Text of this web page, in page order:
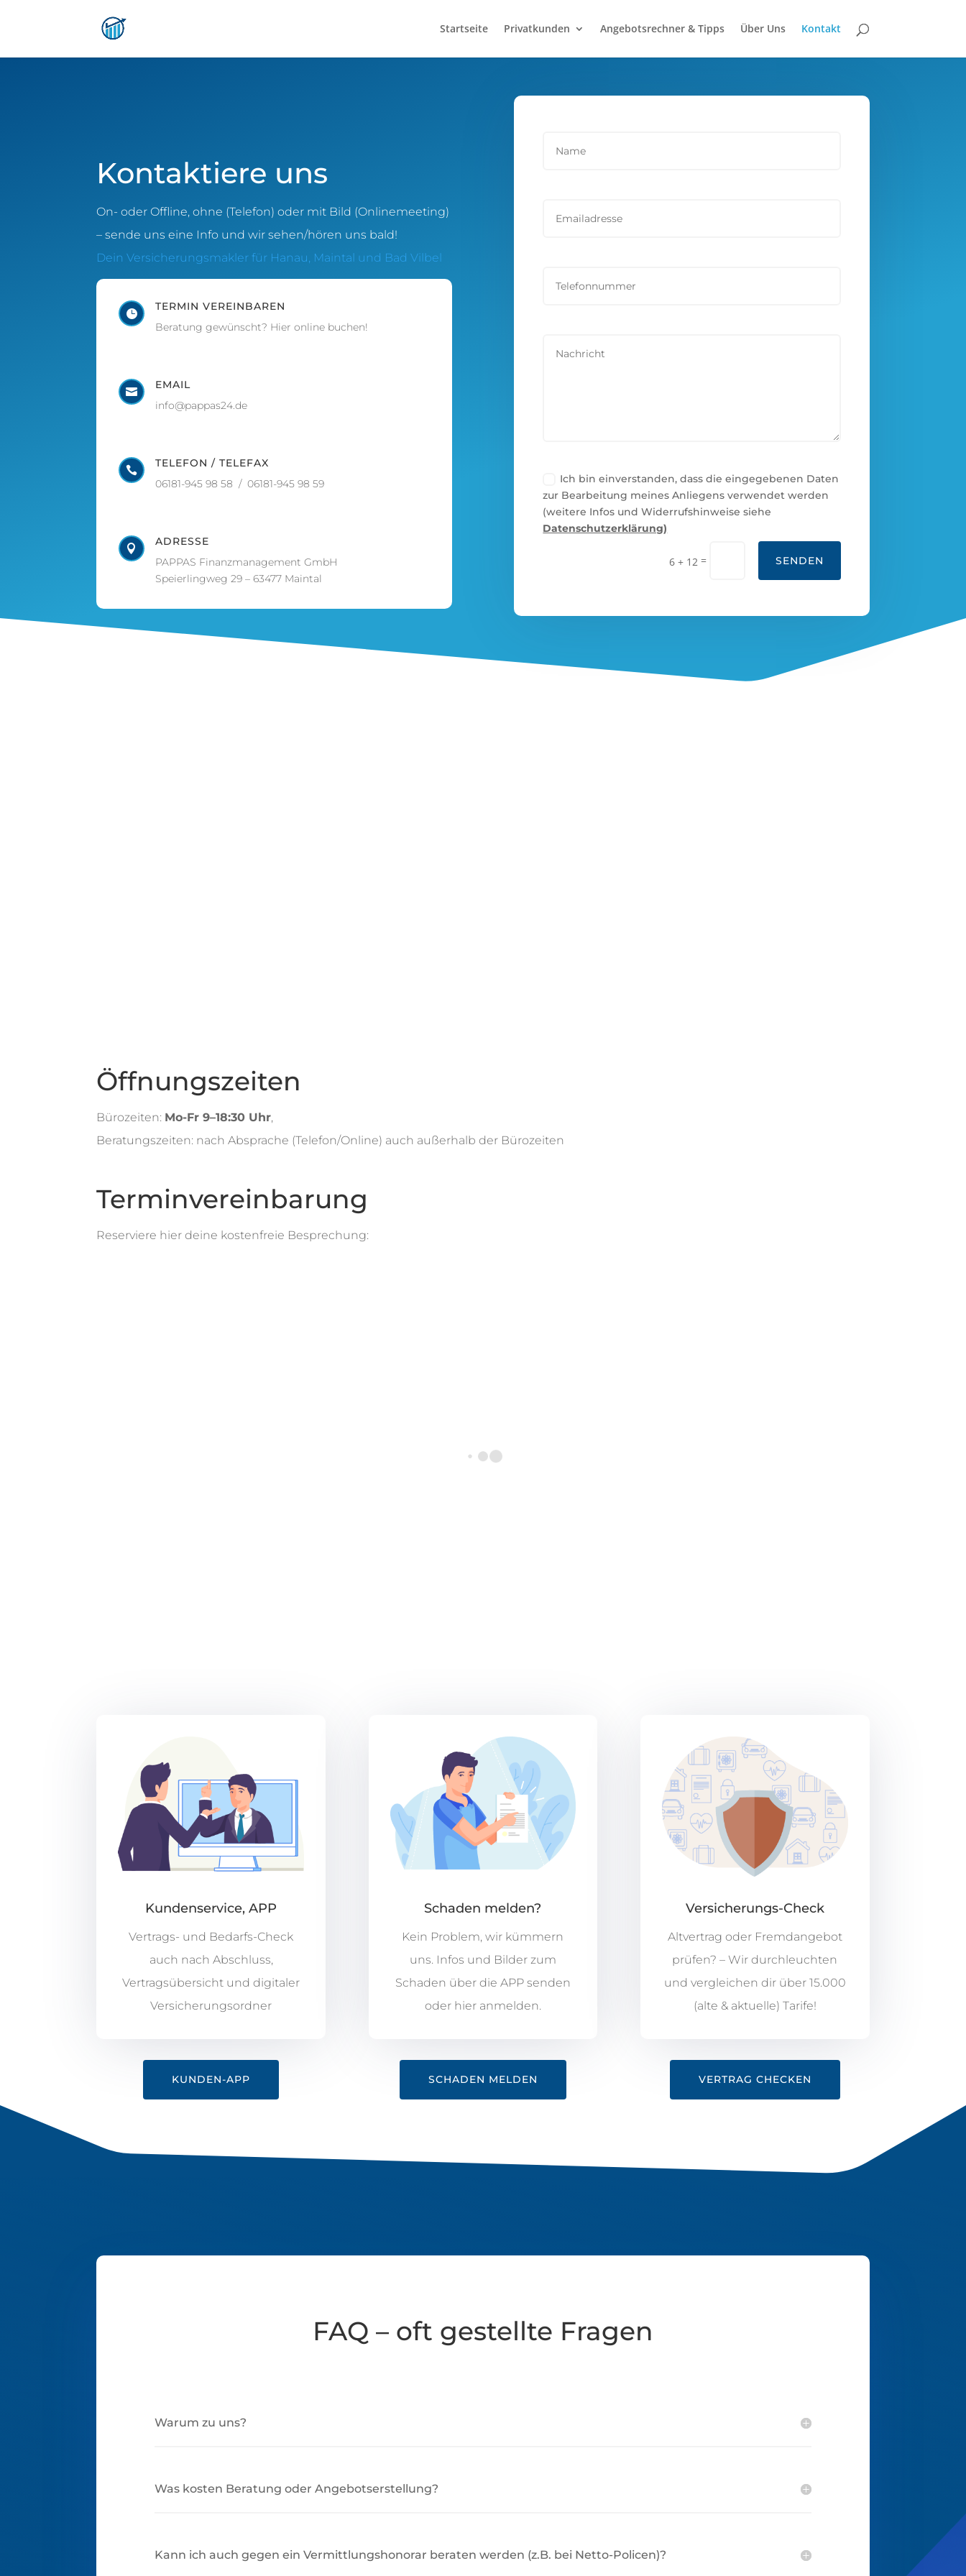
Startseite Privatkunden Angebotsrechner & Tipps Über Uns Kontakt
Kontaktiere uns
On- oder Offline, ohne (Telefon) oder mit Bild (Onlinemeeting)
– sende uns eine Info und wir sehen/hören uns bald!
Dein Versicherungsmakler für Hanau, Maintal und Bad Vilbel

TERMIN VEREINBAREN
Beratung gewünscht? Hier online buchen!

EMAIL
info@pappas24.de

TELEFON / TELEFAX
06181-945 98 58 / 06181-945 98 59

ADRESSE
PAPPAS Finanzmanagement GmbH
Speierlingweg 29 – 63477 Maintal
Ich bin einverstanden, dass die eingegebenen Daten
zur Bearbeitung meines Anliegens verwendet werden
(weitere Infos und Widerrufshinweise siehe
Datenschutzerklärung)
6 + 12 = SENDEN
Öffnungszeiten
Bürozeiten: Mo-Fr 9–18:30 Uhr,
Beratungszeiten: nach Absprache (Telefon/Online) auch außerhalb der Bürozeiten
Terminvereinbarung
Reserviere hier deine kostenfreie Besprechung:
Kundenservice, APP
Vertrags- und Bedarfs-Check
auch nach Abschluss,
Vertragsübersicht und digitaler
Versicherungsordner
KUNDEN-APP
Schaden melden?
Kein Problem, wir kümmern
uns. Infos und Bilder zum
Schaden über die APP senden
oder hier anmelden.
SCHADEN MELDEN
Versicherungs-Check
Altvertrag oder Fremdangebot
prüfen? – Wir durchleuchten
und vergleichen dir über 15.000
(alte & aktuelle) Tarife!
VERTRAG CHECKEN
FAQ – oft gestellte Fragen
Warum zu uns?
Was kosten Beratung oder Angebotserstellung?
Kann ich auch gegen ein Vermittlungshonorar beraten werden (z.B. bei Netto-Policen)?